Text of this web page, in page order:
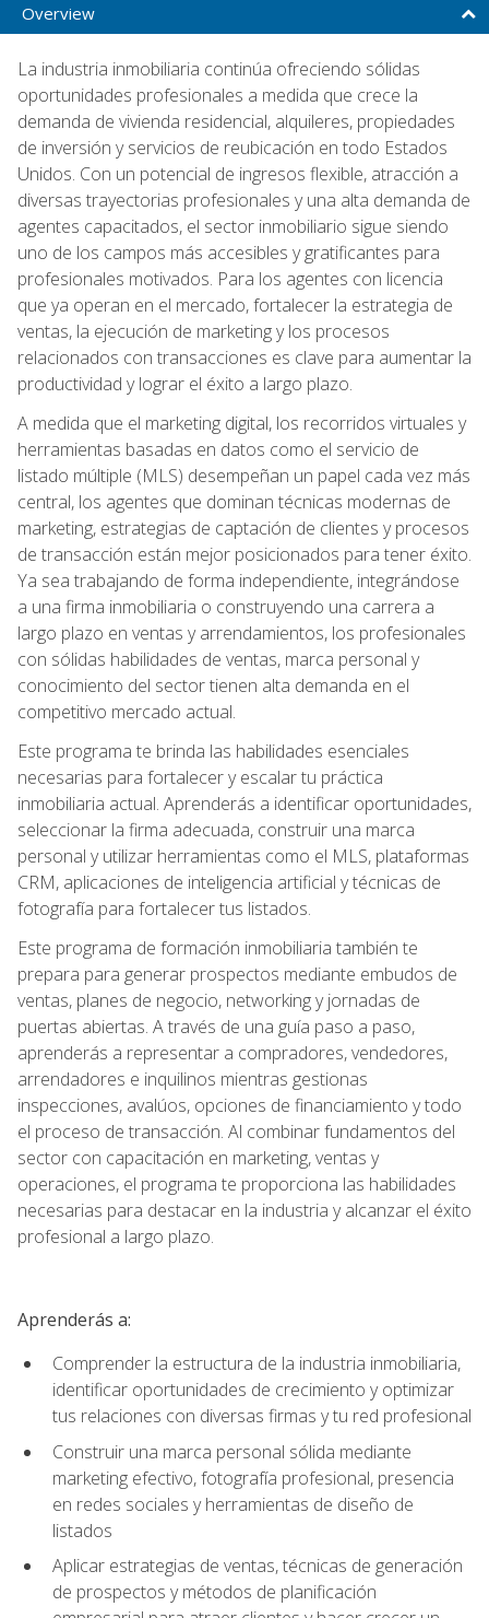
Overview
La industria inmobiliaria continúa ofreciendo sólidas
oportunidades profesionales a medida que crece la
demanda de vivienda residencial, alquileres, propiedades
de inversión y servicios de reubicación en todo Estados
Unidos. Con un potencial de ingresos flexible, atracción a
diversas trayectorias profesionales y una alta demanda de
agentes capacitados, el sector inmobiliario sigue siendo
uno de los campos más accesibles y gratificantes para
profesionales motivados. Para los agentes con licencia
que ya operan en el mercado, fortalecer la estrategia de
ventas, la ejecución de marketing y los procesos
relacionados con transacciones es clave para aumentar la
productividad y lograr el éxito a largo plazo.
A medida que el marketing digital, los recorridos virtuales y
herramientas basadas en datos como el servicio de
listado múltiple (MLS) desempeñan un papel cada vez más
central, los agentes que dominan técnicas modernas de
marketing, estrategias de captación de clientes y procesos
de transacción están mejor posicionados para tener éxito.
Ya sea trabajando de forma independiente, integrándose
a una firma inmobiliaria o construyendo una carrera a
largo plazo en ventas y arrendamientos, los profesionales
con sólidas habilidades de ventas, marca personal y
conocimiento del sector tienen alta demanda en el
competitivo mercado actual.
Este programa te brinda las habilidades esenciales
necesarias para fortalecer y escalar tu práctica
inmobiliaria actual. Aprenderás a identificar oportunidades,
seleccionar la firma adecuada, construir una marca
personal y utilizar herramientas como el MLS, plataformas
CRM, aplicaciones de inteligencia artificial y técnicas de
fotografía para fortalecer tus listados.
Este programa de formación inmobiliaria también te
prepara para generar prospectos mediante embudos de
ventas, planes de negocio, networking y jornadas de
puertas abiertas. A través de una guía paso a paso,
aprenderás a representar a compradores, vendedores,
arrendadores e inquilinos mientras gestionas
inspecciones, avalúos, opciones de financiamiento y todo
el proceso de transacción. Al combinar fundamentos del
sector con capacitación en marketing, ventas y
operaciones, el programa te proporciona las habilidades
necesarias para destacar en la industria y alcanzar el éxito
profesional a largo plazo.
Aprenderás a:
Comprender la estructura de la industria inmobiliaria,
identificar oportunidades de crecimiento y optimizar
tus relaciones con diversas firmas y tu red profesional
Construir una marca personal sólida mediante
marketing efectivo, fotografía profesional, presencia
en redes sociales y herramientas de diseño de
listados
Aplicar estrategias de ventas, técnicas de generación
de prospectos y métodos de planificación